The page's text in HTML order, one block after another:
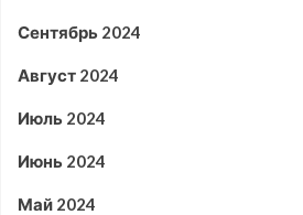
Сентябрь 2024
Август 2024
Июль 2024
Июнь 2024
Май 2024